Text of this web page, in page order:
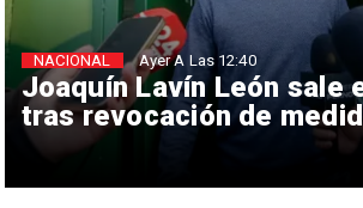
Joaquín Lavín León sale
tras revocación de
NACIONAL Ayer A Las 12:40